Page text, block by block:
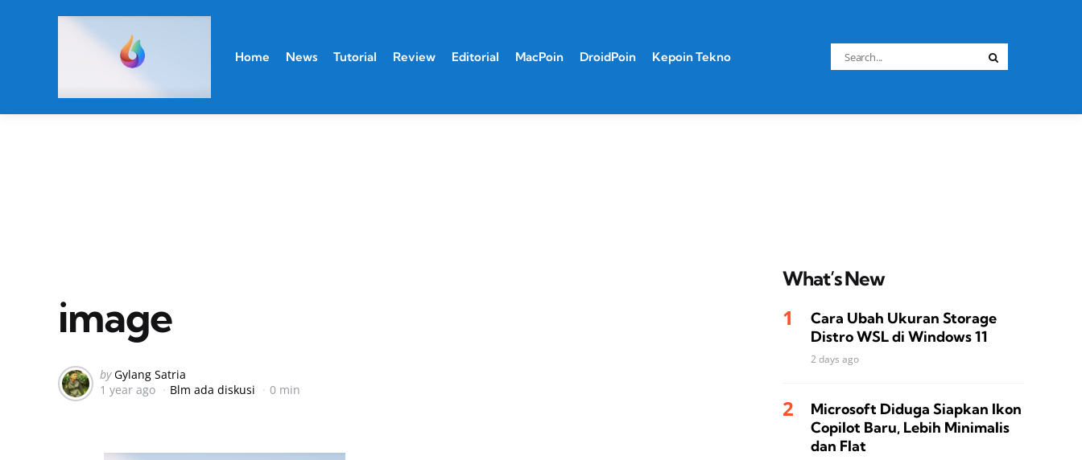
Home News Tutorial Review Editorial MacPoin DroidPoin Kepoin Tekno
Search
for:
image
Posted
by
by Gylang Satria
1 year ago
Blm ada diskusi 0 min
What’s New
Cara Ubah Ukuran Storage
Distro WSL di Windows 11
2 days ago
Microsoft Diduga Siapkan Ikon
Copilot Baru, Lebih Minimalis
dan Flat